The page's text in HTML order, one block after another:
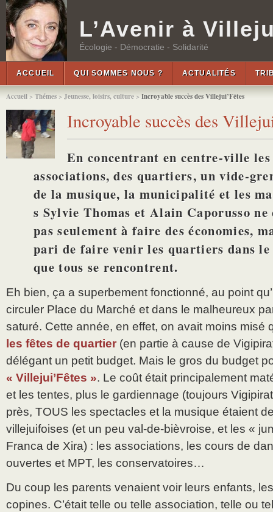
L’Avenir à
Écologie - Démocratie - Solidarité
ACCUEIL QUI SOMMES NOUS ? ACTUALITÉS
Accueil > Thémes > Jeunesse, loisirs, culture > Incroyable succès des Villejui’Fêtes
Incroyable succès des
En concentrant en centre-ville les
associations, des quartiers, un vide-
de la musique, la municipalité et les
s Sylvie Thomas et Alain Caporusso
pas seulement à faire des économies,
pari de faire venir les quartiers dans
que tous se rencontrent.
Eh bien, ça a superbement fonctionné, au point
circuler Place du Marché et dans le malheureux
saturé. Cette année, en effet, on avait moins misé
les fêtes de quartier (en partie à cause de
délégant un petit budget. Mais le gros du budget
« Villejui’Fêtes ». Le coût était principalement
et les tentes, plus le gardiennage (toujours
près, TOUS les spectacles et la musique étaient
villejuifoises (et un peu val-de-bièvroise, et les «
Franca de Xira) : les associations, les cours de
ouvertes et MPT, les conservatoires…
Du coup les parents venaient voir leurs enfants,
copines. C’était telle ou telle association, telle ou